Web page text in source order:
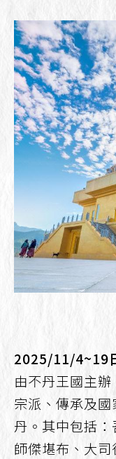
2025/11/4~19
由不丹王國主
宗派、傳承及
丹。其中包括
師傑堪布、大司